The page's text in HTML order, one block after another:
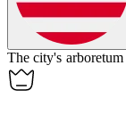
The city's arboretum